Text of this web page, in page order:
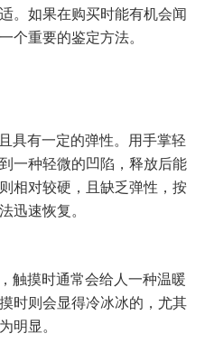
。如果在购买时能有机会闻
个重要的鉴定方法。
具有一定的弹性。用手掌轻
一种轻微的凹陷，释放后能
相对较硬，且缺乏弹性，按
迅速恢复。
触摸时通常会给人一种温暖
时则会显得冷冰冰的，尤其
明显。